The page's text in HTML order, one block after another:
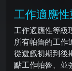
工作適應
工作適應性等級
所有帕魯的工作
從遊戲初期到後
點工作帕魯、並